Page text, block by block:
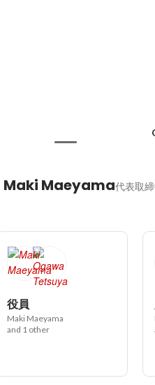
Maki Maeyama代表取
役員
Maki Maeyama
and 1 other